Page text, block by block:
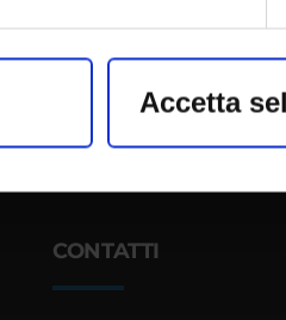
vorremmo anche:
sulla tua
Accetta
CONTATTI